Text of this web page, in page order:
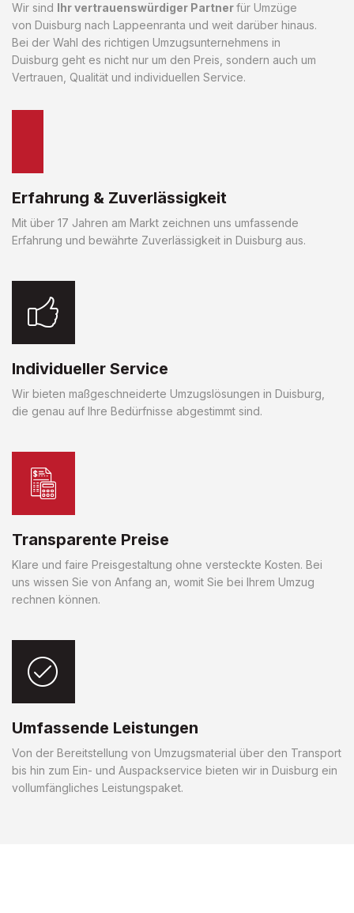
Wir sind Ihr vertrauenswürdiger Partnerfür Umzüge
von Duisburg nach Lappeenranta und weit darüber hinaus.
Bei der Wahl des richtigen Umzugsunternehmens in
Duisburg geht es nicht nur um den Preis, sondern auch um
Vertrauen, Qualität und individuellen Service.
Erfahrung & Zuverlässigkeit
Mit über 17 Jahren am Markt zeichnen uns umfassende
Erfahrung und bewährte Zuverlässigkeit in Duisburg aus.
Individueller Service
Wir bieten maßgeschneiderte Umzugslösungen in Duisburg,
die genau auf Ihre Bedürfnisse abgestimmt sind.
Transparente Preise
Klare und faire Preisgestaltung ohne versteckte Kosten. Bei
uns wissen Sie von Anfang an, womit Sie bei Ihrem Umzug
rechnen können.
Umfassende Leistungen
Von der Bereitstellung von Umzugsmaterial über den Transport
bis hin zum Ein- und Auspackservice bieten wir in Duisburg ein
vollumfängliches Leistungspaket.